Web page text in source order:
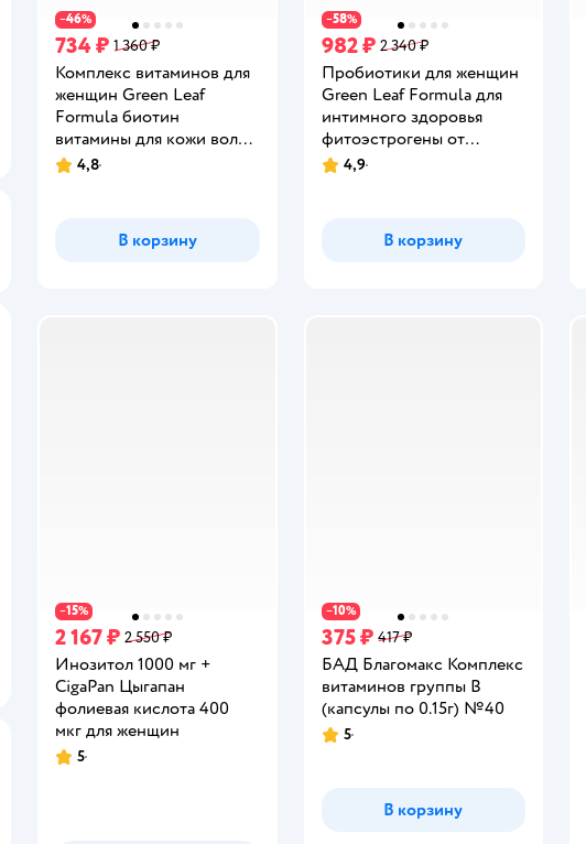
−46%
734 ₽ 1 360 ₽
Комплекс витаминов для
женщин Green Leaf
Formula биотин
витамины для кожи волос
ногтей 790 мг 30 капсул
Рейтинг:
4,8
В корзину
−58%
982 ₽ 2 340 ₽
Пробиотики для женщин
Green Leaf Formula для
интимного здоровья
фитоэстрогены от
климакса железо
Рейтинг:
4,9
В корзину
−15%
2 167 ₽ 2 550 ₽
Инозитол 1000 мг +
CigaPan Цыгапан
фолиевая кислота 400
мкг для женщин
Рейтинг:
5
−10%
375 ₽ 417 ₽
БАД Благомакс Комплекс
витаминов группы В
(капсулы по 0.15г) №40
Рейтинг:
5
В корзину